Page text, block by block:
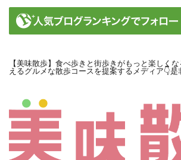
【美味散歩】食べ歩きと街歩きがもっと楽しく
えるグルメな散歩コースを提案するメディア👇